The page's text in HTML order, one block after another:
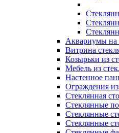
Аквариумы на
Витрина
Козырьки из
Мебель из
Настенное
Ограждения из
Стеклянная
Стеклянные
Стеклянные
Стеклянные